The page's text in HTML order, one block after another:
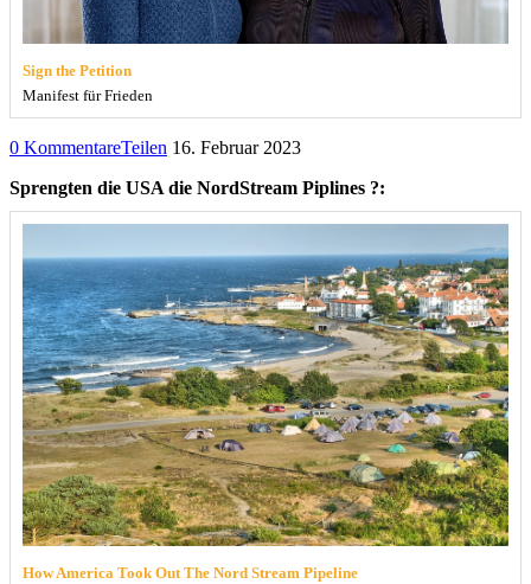
Sign the Petition
Manifest für Frieden
0 KommentareTeilen 16. Februar 2023
Sprengten die USA die NordStream Piplines ?:
How America Took Out The Nord Stream Pipeline